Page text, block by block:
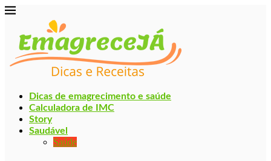
Dicas de emagrecimento e saúde
Calculadora de IMC
Story
Saudável
Saúde